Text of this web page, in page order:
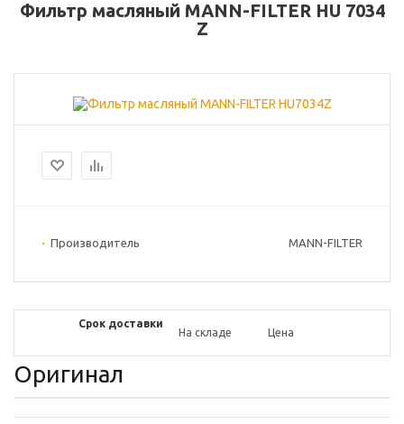
Фильтр масляный MANN-FILTER HU 7034
Z
Производитель MANN-FILTER
Срок доставки
На складе Цена
Оригинал